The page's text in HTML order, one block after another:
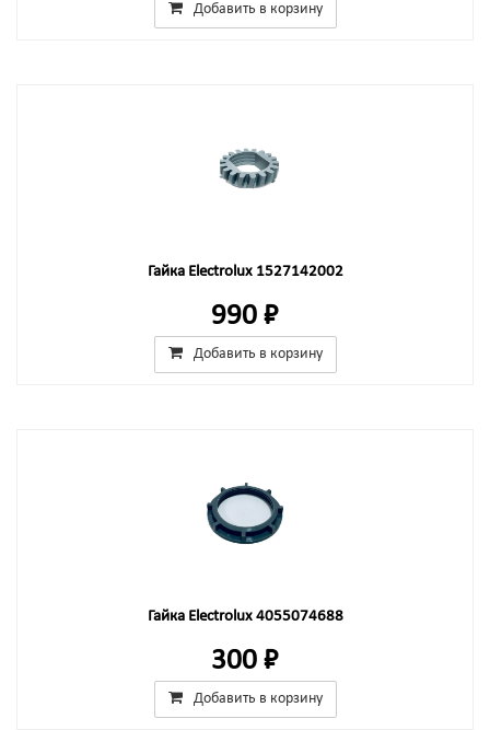
Добавить в корзину
Гайка Electrolux 1527142002
990 ₽
Добавить в корзину
Гайка Electrolux 4055074688
300 ₽
Добавить в корзину